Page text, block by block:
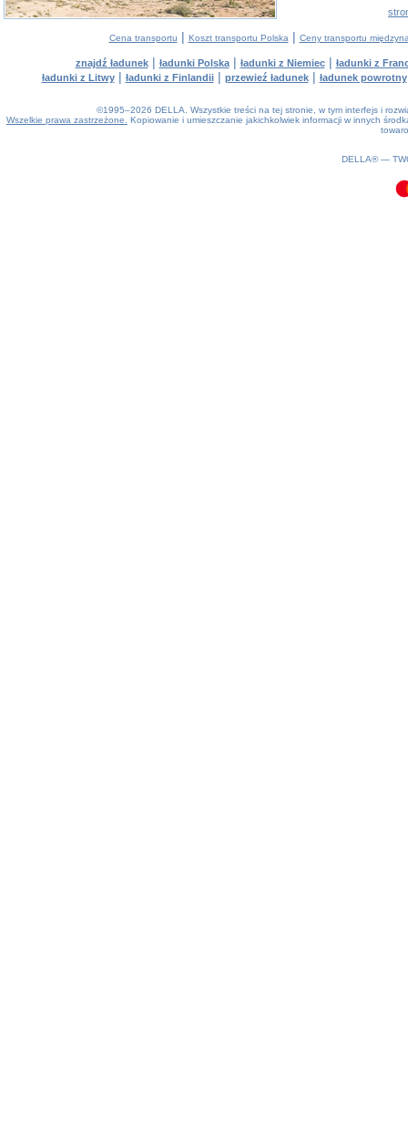
Cena transportu | Koszt transportu Polska | Ceny transportu
znajdź ładunek| ładunki Polska| ładunki z Niemiec| ładunki z
ładunki z Litwy| ładunki z Finlandii| przewieź ładunek| ładunek powrotny
©1995–2026 DELLA. Wszystkie treści na tej stronie, w tym interfejs i
Wszelkie prawa zastrzeżone.
Kopiowanie i umieszczanie jakichkolwiek informacji w innych
DELLA® —